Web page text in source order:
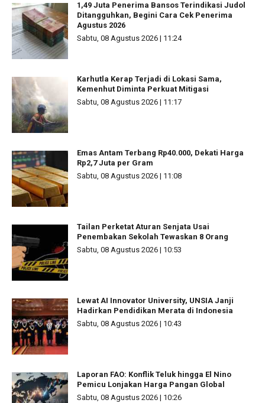
1,49 Juta Penerima Bansos Terindikasi Judol
Ditangguhkan, Begini Cara Cek Penerima
Agustus 2026
Sabtu, 08 Agustus 2026 | 11:24
Karhutla Kerap Terjadi di Lokasi Sama,
Kemenhut Diminta Perkuat Mitigasi
Sabtu, 08 Agustus 2026 | 11:17
Emas Antam Terbang Rp40.000, Dekati Harga
Rp2,7 Juta per Gram
Sabtu, 08 Agustus 2026 | 11:08
Tailan Perketat Aturan Senjata Usai
Penembakan Sekolah Tewaskan 8 Orang
Sabtu, 08 Agustus 2026 | 10:53
Lewat AI Innovator University, UNSIA Janji
Hadirkan Pendidikan Merata di Indonesia
Sabtu, 08 Agustus 2026 | 10:43
Laporan FAO: Konflik Teluk hingga El Nino
Pemicu Lonjakan Harga Pangan Global
Sabtu, 08 Agustus 2026 | 10:26